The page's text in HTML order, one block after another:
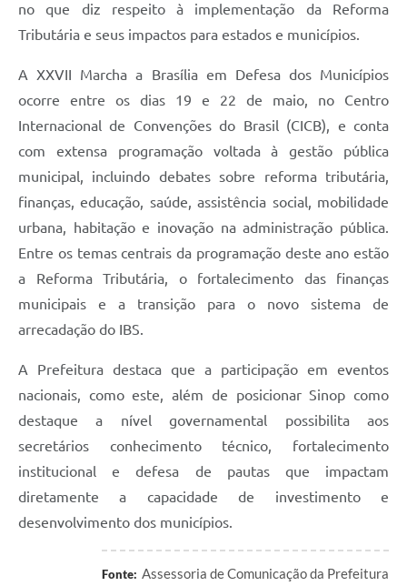
no que diz respeito à implementação da Reforma
Tributária e seus impactos para estados e municípios.
A XXVII Marcha a Brasília em Defesa dos Municípios
ocorre entre os dias 19 e 22 de maio, no Centro
Internacional de Convenções do Brasil (CICB), e conta
com extensa programação voltada à gestão pública
municipal, incluindo debates sobre reforma tributária,
finanças, educação, saúde, assistência social, mobilidade
urbana, habitação e inovação na administração pública.
Entre os temas centrais da programação deste ano estão
a Reforma Tributária, o fortalecimento das finanças
municipais e a transição para o novo sistema de
arrecadação do IBS.
A Prefeitura destaca que a participação em eventos
nacionais, como este, além de posicionar Sinop como
destaque a nível governamental possibilita aos
secretários conhecimento técnico, fortalecimento
institucional e defesa de pautas que impactam
diretamente a capacidade de investimento e
desenvolvimento dos municípios.
Fonte: Assessoria de Comunicação da Prefeitura